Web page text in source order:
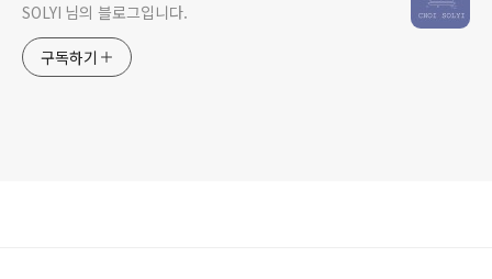
SOLYI 님의 블로그입니다.
구독하기